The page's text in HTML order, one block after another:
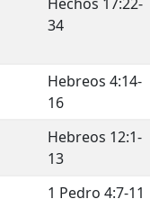
34
Hebreos 4:14-
16
Hebreos 12:1-
13
1 Pedro 4:7-11